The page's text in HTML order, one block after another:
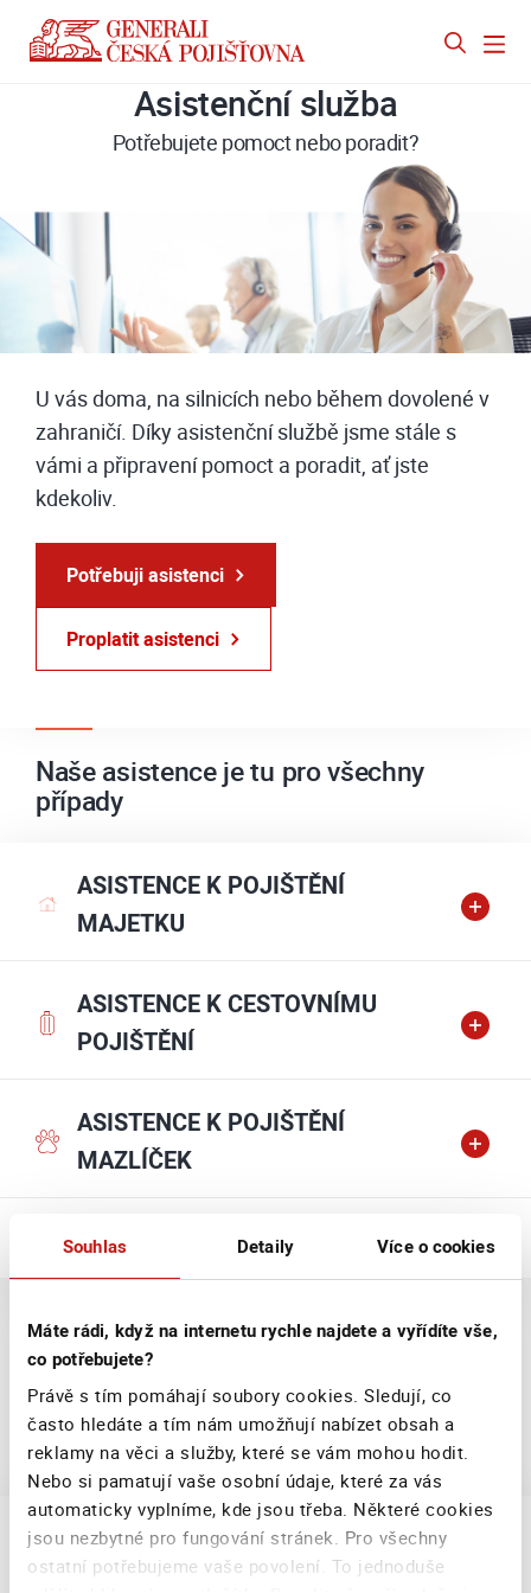
Souhlas Detaily Více o cookies
Máte rádi, když na internetu rychle najdete a vyřídíte vše,
co potřebujete?
Právě s tím pomáhají soubory cookies. Sledují, co
často hledáte a tím nám umožňují nabízet obsah a
reklamy na věci a služby, které se vám mohou hodit.
Nebo si pamatují vaše osobní údaje, které za vás
automaticky vyplníme, kde jsou třeba. Některé cookies
jsou nezbytné pro fungování stránek. Pro všechny
ostatní potřebujeme vaše povolení. To jednoduše
Asistenční služba
Potřebujete pomoct nebo poradit?
U vás doma, na silnicích nebo během dovolené v
zahraničí. Díky asistenční službě jsme stále s
vámi a připravení pomoct a poradit, ať jste
kdekoliv.
Potřebuji asistenci
Proplatit asistenci
Naše asistence je tu pro všechny
případy
ASISTENCE K POJIŠTĚNÍ
MAJETKU
ASISTENCE K CESTOVNÍMU
POJIŠTĚNÍ
ASISTENCE K POJIŠTĚNÍ
MAZLÍČEK
ASISTENCE K POJIŠTĚNÍ VOZIDEL
Zpětné proplacení
Zde najdete odkazy na proplacení asistence
u vaší pojistky.
PROPLACENÍ ASISTENCE K POJIŠTĚNÍ